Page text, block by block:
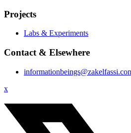
Projects
Labs & Experiments
Contact & Elsewhere
x